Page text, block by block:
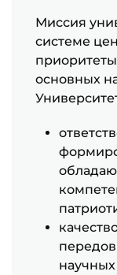
Миссия
системе
основных